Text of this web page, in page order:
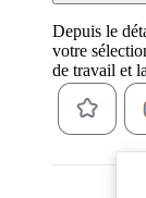
Depuis le
votre
de travail et